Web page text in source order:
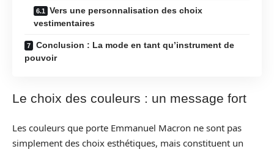
Vers une personnalisation des choix
vestimentaires
Conclusion : La mode en tant qu’instrument de
pouvoir
Le choix des couleurs : un message fort
Les couleurs que porte Emmanuel Macron ne sont pas
simplement des choix esthétiques, mais constituent un